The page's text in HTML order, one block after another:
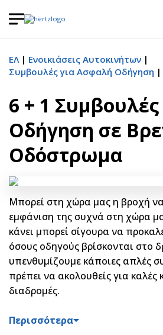
ΕΛ
Ενοικιάσεις Αυτοκινήτων
Συμβουλές για Ασφαλή Οδήγηση
6 + 1 Συμβουλές
Οδήγηση σε
Οδόστρωμα
Μπορεί στη χώρα μας η βροχή
εμφάνιση της συχνά στη χώρα
κάνει μπορεί σίγουρα να
όσους οδηγούς βρίσκονται στο
υπενθυμίζουμε κάποιες απλές
πρέπει να ακολουθείς για καλές
διαδρομές.
Περισσότερα